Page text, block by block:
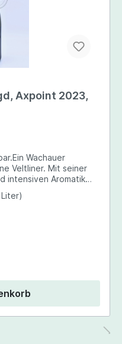
Axpoint 2023,
Wachauer
Veltliner. Mit seiner
intensiven Aromatik
viel Extrakt und Kraft.